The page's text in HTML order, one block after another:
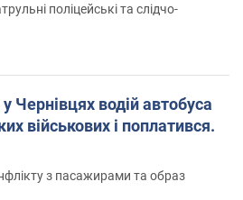
поліцейські та слідчо-
Чернівцях водій автобуса
військових і поплатився.
з пасажирами та образ